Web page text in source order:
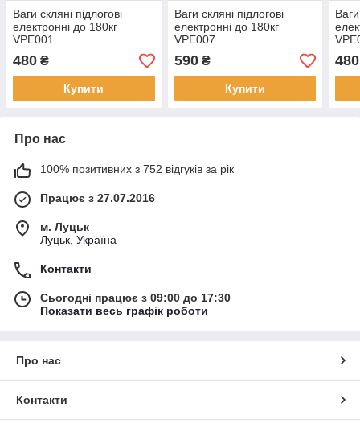
Ваги скляні підлогові
електронні до 180кг
VPE001
480 ₴
Купити
Ваги скляні підлогові
електронні до 180кг
VPE007
590₴
Купити
Ваги
480
Про нас
100% позитивних з 752 відгуків за рік
Працює з 27.07.2016
м. Луцьк
Луцьк, Україна
Контакти
Сьогодні працює з 09:00 до 17:30
Показати весь графік роботи
Про нас
Контакти